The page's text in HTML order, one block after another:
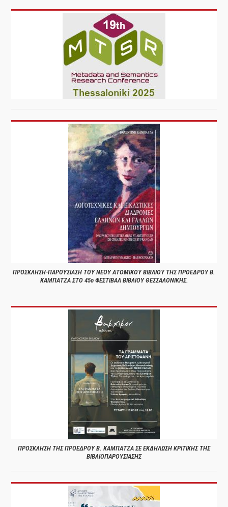
ΠΡΟΣΚΛΗΣΗ-ΠΑΡΟΥΣΙΑΣΗ ΤΟΥ ΝΕΟΥ ΑΤΟΜΙΚΟΥ ΒΙΒΛΙΟΥ ΤΗΣ ΠΡΟΕΔΡΟΥ Β.
ΚΑΜΠΑΤΖΑ ΣΤΟ 45ο ΦΕΣΤΙΒΑΛ ΒΙΒΛΙΟΥ ΘΕΣΣΑΛΟΝΙΚΗΣ.
ΠΡΟΣΚΛΗΣΗ ΤΗΣ ΠΡΟΕΔΡΟΥ Β. ΚΑΜΠΑΤΖΑ ΣΕ ΕΚΔΗΛΩΣΗ ΚΡΙΤΙΚΗΣ ΤΗΣ
ΒΙΒΛΙΟΠΑΡΟΥΣΙΑΣΗΣ